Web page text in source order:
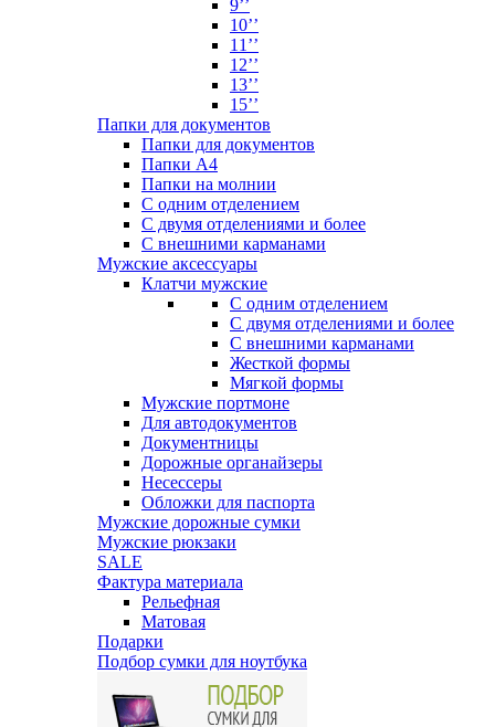
9’’
10’’
11’’
12’’
13’’
15’’
Папки для документов
Папки для документов
Папки А4
Папки на молнии
С одним отделением
С двумя отделениями и более
С внешними карманами
Мужские аксессуары
Клатчи мужские
С одним отделением
С двумя отделениями и более
С внешними карманами
Жесткой формы
Мягкой формы
Мужские портмоне
Для автодокументов
Документницы
Дорожные органайзеры
Несессеры
Обложки для паспорта
Мужские дорожные сумки
Мужские рюкзаки
SALE
Фактура материала
Рельефная
Матовая
Подарки
Подбор сумки для ноутбука